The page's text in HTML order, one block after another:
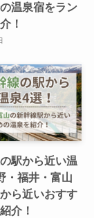
温泉宿をラン
！
駅から近い温
・福井・富山
ら近いおすす
介！